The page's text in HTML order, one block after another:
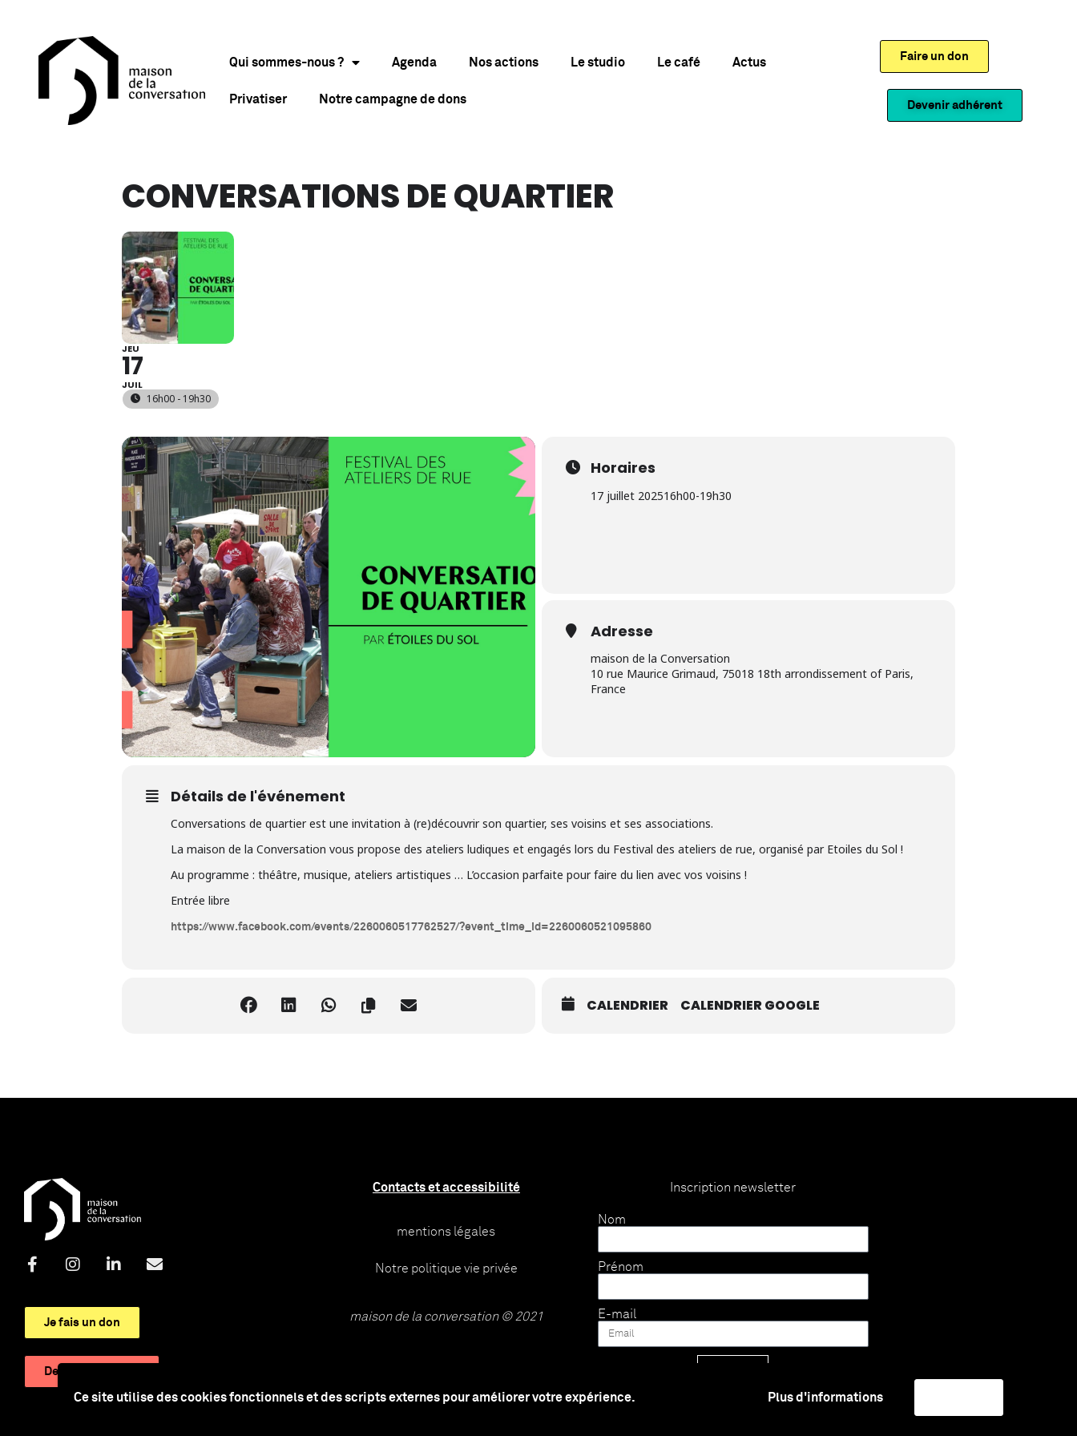
Ce site utilise des cookies fonctionnels et des scripts externes pour améliorer votre expérience. Plus d'informations
Qui sommes-nous ? Agenda Nos actions Le studio Le café Actus
Privatiser Notre campagne de dons
Faire un don
Devenir adhérent
CONVERSATIONS DE QUARTIER
JEU
17
JUIL
16h00 - 19h30
Horaires
17 juillet 202516h00-19h30
Adresse
maison de la Conversation
10 rue Maurice Grimaud, 75018 18th arrondissement of Paris,
France
Détails de l'événement
Conversations de quartier est une invitation à (re)découvrir son quartier, ses voisins et ses associations.
La maison de la Conversation vous propose des ateliers ludiques et engagés lors du Festival des ateliers de rue, organisé par Etoiles du Sol !
Au programme : théâtre, musique, ateliers artistiques … L’occasion parfaite pour faire du lien avec vos voisins !
Entrée libre
https://www.facebook.com/events/2260060517762527/?event_time_id=2260060521095860
CALENDRIER CALENDRIER GOOGLE
Je fais un don
Devenir adhérent
Contacts et accessibilité
mentions légales
Notre politique vie privée
maison de la conversation © 2021
Inscription newsletter
Nom
Prénom
E-mail